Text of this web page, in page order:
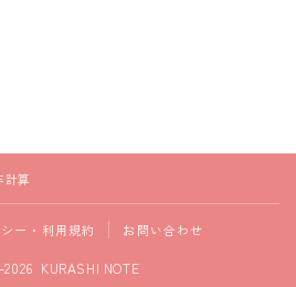
計算
ー・利用規約 お問い合わせ
KURASHI NOTE